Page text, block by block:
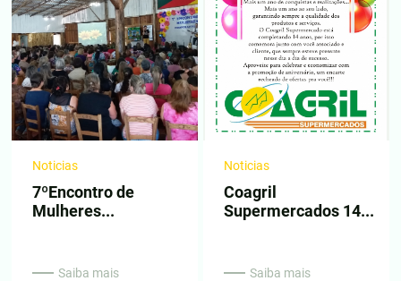
Noticias
7ºEncontro de
Mulheres...
Saiba mais
Noticias
Coagril
Supermercados 14...
Saiba mais